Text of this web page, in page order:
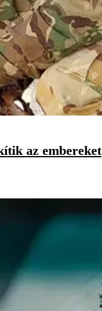
az embereket